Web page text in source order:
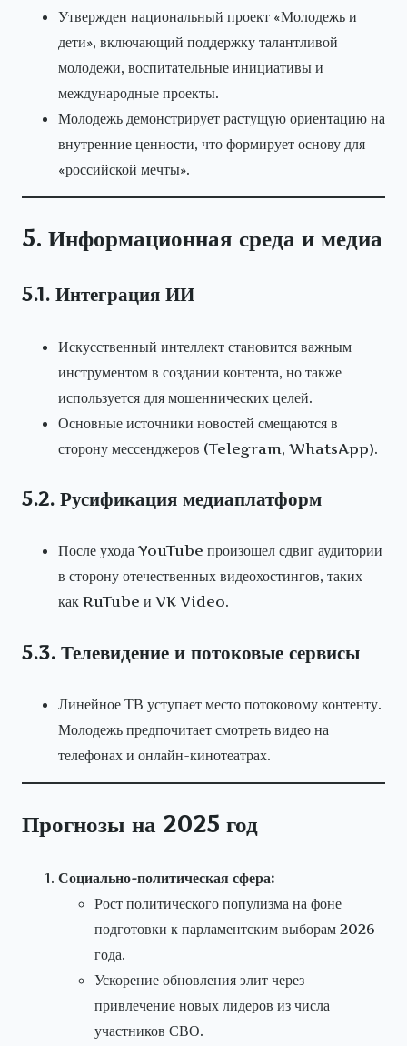
Утвержден национальный проект «Молодежь и
дети», включающий поддержку талантливой
молодежи, воспитательные инициативы и
международные проекты.
Молодежь демонстрирует растущую ориентацию на
внутренние ценности, что формирует основу для
«российской мечты».
5. Информационная среда и медиа
5.1. Интеграция ИИ
Искусственный интеллект становится важным
инструментом в создании контента, но также
используется для мошеннических целей.
Основные источники новостей смещаются в
сторону мессенджеров (Telegram, WhatsApp).
5.2. Русификация медиаплатформ
После ухода YouTube произошел сдвиг аудитории
в сторону отечественных видеохостингов, таких
как RuTube и VK Video.
5.3. Телевидение и потоковые сервисы
Линейное ТВ уступает место потоковому контенту.
Молодежь предпочитает смотреть видео на
телефонах и онлайн-кинотеатрах.
Прогнозы на 2025 год
Социально-политическая сфера:
Рост политического популизма на фоне
подготовки к парламентским выборам 2026
года.
Ускорение обновления элит через
привлечение новых лидеров из числа
участников СВО.